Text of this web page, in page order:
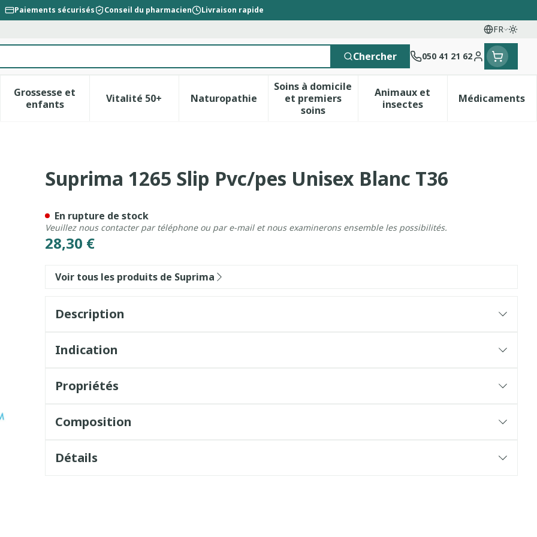
Paiements sécurisés Conseil du pharmacien Livraison rapide
FR
Langues
Chercher 050 41 21 62
Menu client
catégorie Beauté, soins et hygiène
sous-menu pour la catégorie Régime, alimentation & vitamines
Grossesse et
enfants
Afficher le sous-menu pour la catégorie Grossesse et enfants
Vitalité 50+Afficher le sous-menu pour la catégorie Vitalité 50+
NaturopathieAfficher le sous-menu pour la catégorie Naturopathie
Soins à domicile
et premiers
soins
Afficher le sous-menu pour la catégorie
Animaux et
insectesAfficher le sous-menu
Médicaments
Afficher
Blanc T36
Suprima 1265 Slip Pvc/pes Unisex Blanc T36
28,30 €
En rupture de stock
Veuillez nous contacter par téléphone ou par e-mail et nous examinerons ensemble les possibilités.
Voir tous les produits de Suprima
Description
Indication
Propriétés
Composition
Détails